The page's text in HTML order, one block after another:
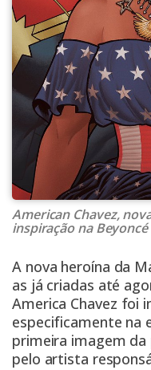
American Chavez,
inspiração na
A nova heroína da
as já criadas até
America Chavez foi
especificamente na
primeira imagem
pelo artista